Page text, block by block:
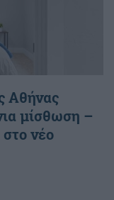
Αθήνας
μίσθωση –
νέο